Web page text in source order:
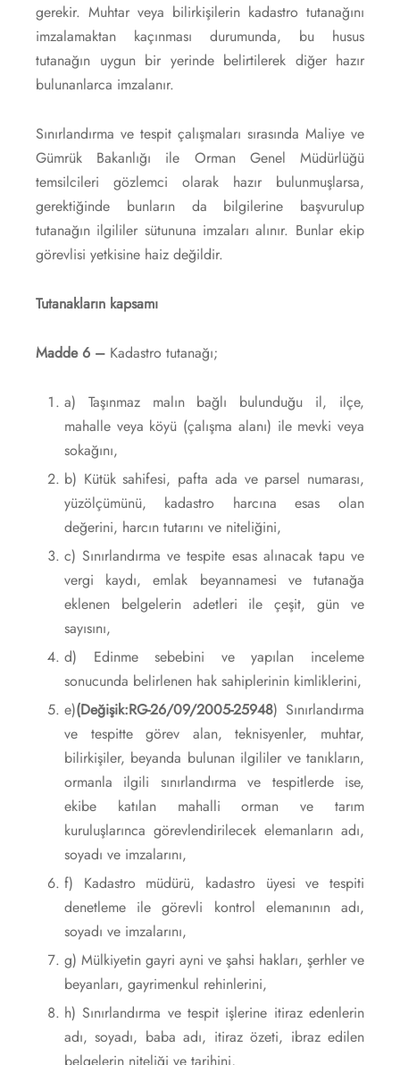
gerekir. Muhtar veya bilirkişilerin kadastro tutanağını
imzalamaktan kaçınması durumunda, bu husus
tutanağın uygun bir yerinde belirtilerek diğer hazır
bulunanlarca imzalanır.
Sınırlandırma ve tespit çalışmaları sırasında Maliye ve
Gümrük Bakanlığı ile Orman Genel Müdürlüğü
temsilcileri gözlemci olarak hazır bulunmuşlarsa,
gerektiğinde bunların da bilgilerine başvurulup
tutanağın ilgililer sütununa imzaları alınır. Bunlar ekip
görevlisi yetkisine haiz değildir.
Tutanakların kapsamı
Madde 6 – Kadastro tutanağı;
a) Taşınmaz malın bağlı bulunduğu il, ilçe,
mahalle veya köyü (çalışma alanı) ile mevki veya
sokağını,
b) Kütük sahifesi, pafta ada ve parsel numarası,
yüzölçümünü, kadastro harcına esas olan
değerini, harcın tutarını ve niteliğini,
c) Sınırlandırma ve tespite esas alınacak tapu ve
vergi kaydı, emlak beyannamesi ve tutanağa
eklenen belgelerin adetleri ile çeşit, gün ve
sayısını,
d) Edinme sebebini ve yapılan inceleme
sonucunda belirlenen hak sahiplerinin kimliklerini,
e)(Değişik:RG-26/09/2005-25948) Sınırlandırma
ve tespitte görev alan, teknisyenler, muhtar,
bilirkişiler, beyanda bulunan ilgililer ve tanıkların,
ormanla ilgili sınırlandırma ve tespitlerde ise,
ekibe katılan mahalli orman ve tarım
kuruluşlarınca görevlendirilecek elemanların adı,
soyadı ve imzalarını,
f) Kadastro müdürü, kadastro üyesi ve tespiti
denetleme ile görevli kontrol elemanının adı,
soyadı ve imzalarını,
g) Mülkiyetin gayri ayni ve şahsi hakları, şerhler ve
beyanları, gayrimenkul rehinlerini,
h) Sınırlandırma ve tespit işlerine itiraz edenlerin
adı, soyadı, baba adı, itiraz özeti, ibraz edilen
belgelerin niteliği ve tarihini,